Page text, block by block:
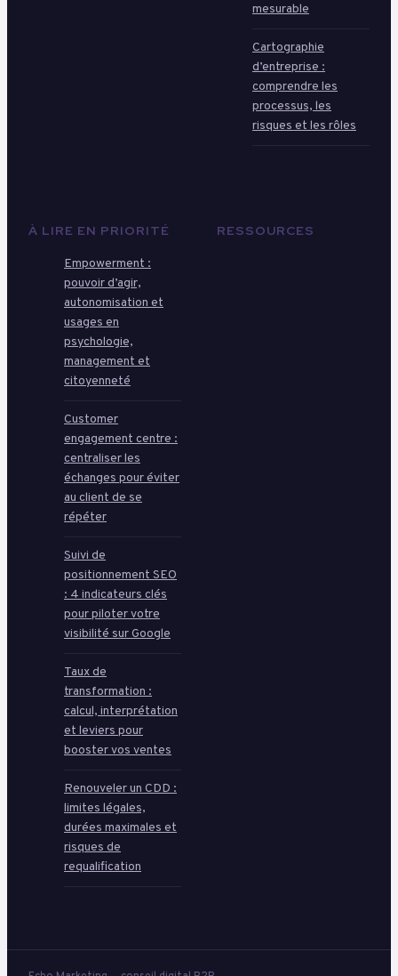
mesurable
Cartographie
d’entreprise :
comprendre les
processus, les
risques et les rôles
À LIRE EN PRIORITÉ
Empowerment :
pouvoir d’agir,
autonomisation et
usages en
psychologie,
management et
citoyenneté
Customer
engagement centre :
centraliser les
échanges pour éviter
au client de se
répéter
Suivi de
positionnement SEO
: 4 indicateurs clés
pour piloter votre
visibilité sur Google
Taux de
transformation :
calcul, interprétation
et leviers pour
booster vos ventes
Renouveler un CDD :
limites légales,
durées maximales et
risques de
requalification
RESSOURCES